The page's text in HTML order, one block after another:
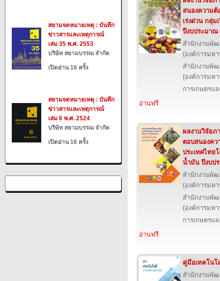
สยามจดหมายเหตุ : บันทึก
ข่าวสารและเหตุการณ์
เล่ม 35 พ.ศ. 2553
บริษัท สยามบรรณ จำกัด
เปิดอ่าน 16 ครั้ง
สยามจดหมายเหตุ : บันทึก
ข่าวสารและเหตุการณ์
เล่ม 6 พ.ศ. 2524
บริษัท สยามบรรณ จำกัด
เปิดอ่าน 16 ครั้ง
สนองความต้
เร่งด่วน กลุ่ม
ปีงบประมาณ
สำนักงานพัฒ
(องค์การมห
สำนักงานพัฒ
(องค์การมห
การเกษตรแ
อ่านฟรี
ผลงานวิจัยภ
ตอบสนองค
ประเทศไทย
น้ำมัน ปีงบป
สำนักงานพัฒ
(องค์การมห
สำนักงานพัฒ
(องค์การมห
การเกษตรแ
อ่านฟรี
คู่มือเทคโน
สำนักงานพัฒ